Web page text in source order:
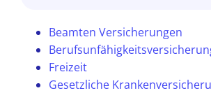
Beamten Versicherungen
Freizeit
Gesetzliche